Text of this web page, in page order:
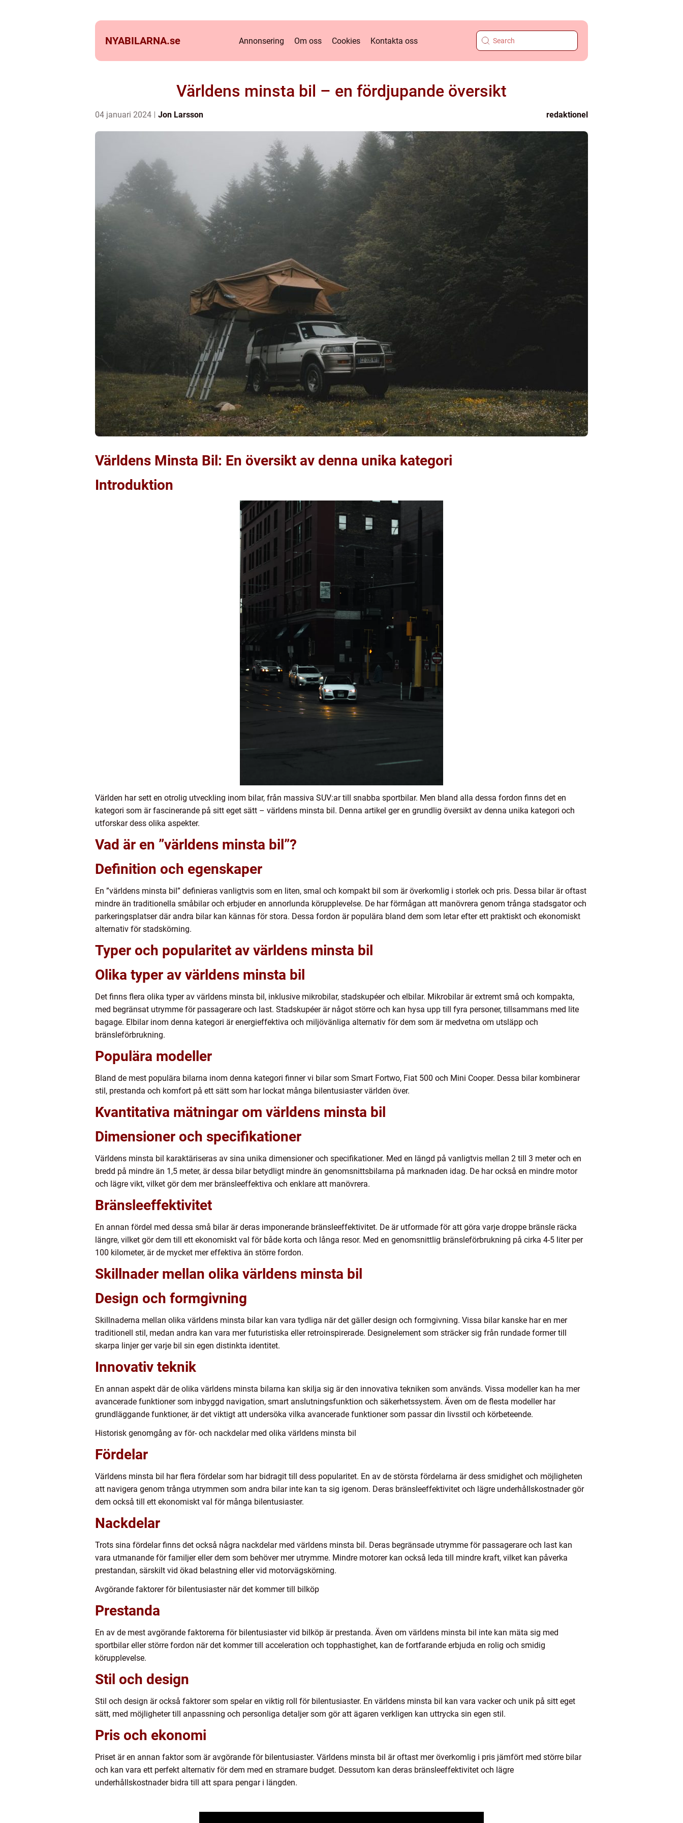
NYABILARNA.se Annonsering Om oss Cookies Kontakta oss
Världens minsta bil – en fördjupande översikt
04 januari 2024 Jon Larsson redaktionel
Världens Minsta Bil: En översikt av denna unika kategori
Introduktion
Världen har sett en otrolig utveckling inom bilar, från massiva SUV:ar till snabba sportbilar. Men bland alla dessa fordon finns det en
kategori som är fascinerande på sitt eget sätt – världens minsta bil. Denna artikel ger en grundlig översikt av denna unika kategori och
utforskar dess olika aspekter.
Vad är en ”världens minsta bil”?
Definition och egenskaper
En ”världens minsta bil” definieras vanligtvis som en liten, smal och kompakt bil som är överkomlig i storlek och pris. Dessa bilar är oftast
mindre än traditionella småbilar och erbjuder en annorlunda körupplevelse. De har förmågan att manövrera genom trånga stadsgator och
parkeringsplatser där andra bilar kan kännas för stora. Dessa fordon är populära bland dem som letar efter ett praktiskt och ekonomiskt
alternativ för stadskörning.
Typer och popularitet av världens minsta bil
Olika typer av världens minsta bil
Det finns flera olika typer av världens minsta bil, inklusive mikrobilar, stadskupéer och elbilar. Mikrobilar är extremt små och kompakta,
med begränsat utrymme för passagerare och last. Stadskupéer är något större och kan hysa upp till fyra personer, tillsammans med lite
bagage. Elbilar inom denna kategori är energieffektiva och miljövänliga alternativ för dem som är medvetna om utsläpp och
bränsleförbrukning.
Populära modeller
Bland de mest populära bilarna inom denna kategori finner vi bilar som Smart Fortwo, Fiat 500 och Mini Cooper. Dessa bilar kombinerar
stil, prestanda och komfort på ett sätt som har lockat många bilentusiaster världen över.
Kvantitativa mätningar om världens minsta bil
Dimensioner och specifikationer
Världens minsta bil karaktäriseras av sina unika dimensioner och specifikationer. Med en längd på vanligtvis mellan 2 till 3 meter och en
bredd på mindre än 1,5 meter, är dessa bilar betydligt mindre än genomsnittsbilarna på marknaden idag. De har också en mindre motor
och lägre vikt, vilket gör dem mer bränsleeffektiva och enklare att manövrera.
Bränsleeffektivitet
En annan fördel med dessa små bilar är deras imponerande bränsleeffektivitet. De är utformade för att göra varje droppe bränsle räcka
längre, vilket gör dem till ett ekonomiskt val för både korta och långa resor. Med en genomsnittlig bränsleförbrukning på cirka 4-5 liter per
100 kilometer, är de mycket mer effektiva än större fordon.
Skillnader mellan olika världens minsta bil
Design och formgivning
Skillnaderna mellan olika världens minsta bilar kan vara tydliga när det gäller design och formgivning. Vissa bilar kanske har en mer
traditionell stil, medan andra kan vara mer futuristiska eller retroinspirerade. Designelement som sträcker sig från rundade former till
skarpa linjer ger varje bil sin egen distinkta identitet.
Innovativ teknik
En annan aspekt där de olika världens minsta bilarna kan skilja sig är den innovativa tekniken som används. Vissa modeller kan ha mer
avancerade funktioner som inbyggd navigation, smart anslutningsfunktion och säkerhetssystem. Även om de flesta modeller har
grundläggande funktioner, är det viktigt att undersöka vilka avancerade funktioner som passar din livsstil och körbeteende.
Historisk genomgång av för- och nackdelar med olika världens minsta bil
Fördelar
Världens minsta bil har flera fördelar som har bidragit till dess popularitet. En av de största fördelarna är dess smidighet och möjligheten
att navigera genom trånga utrymmen som andra bilar inte kan ta sig igenom. Deras bränsleeffektivitet och lägre underhållskostnader gör
dem också till ett ekonomiskt val för många bilentusiaster.
Nackdelar
Trots sina fördelar finns det också några nackdelar med världens minsta bil. Deras begränsade utrymme för passagerare och last kan
vara utmanande för familjer eller dem som behöver mer utrymme. Mindre motorer kan också leda till mindre kraft, vilket kan påverka
prestandan, särskilt vid ökad belastning eller vid motorvägskörning.
Avgörande faktorer för bilentusiaster när det kommer till bilköp
Prestanda
En av de mest avgörande faktorerna för bilentusiaster vid bilköp är prestanda. Även om världens minsta bil inte kan mäta sig med
sportbilar eller större fordon när det kommer till acceleration och topphastighet, kan de fortfarande erbjuda en rolig och smidig
körupplevelse.
Stil och design
Stil och design är också faktorer som spelar en viktig roll för bilentusiaster. En världens minsta bil kan vara vacker och unik på sitt eget
sätt, med möjligheter till anpassning och personliga detaljer som gör att ägaren verkligen kan uttrycka sin egen stil.
Pris och ekonomi
Priset är en annan faktor som är avgörande för bilentusiaster. Världens minsta bil är oftast mer överkomlig i pris jämfört med större bilar
och kan vara ett perfekt alternativ för dem med en stramare budget. Dessutom kan deras bränsleeffektivitet och lägre
underhållskostnader bidra till att spara pengar i längden.